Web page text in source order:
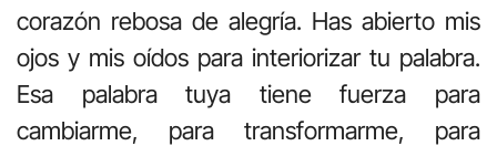
corazón rebosa de alegría. Has abierto mis
ojos y mis oídos para interiorizar tu palabra.
Esa palabra tuya tiene fuerza para
cambiarme, para transformarme, para